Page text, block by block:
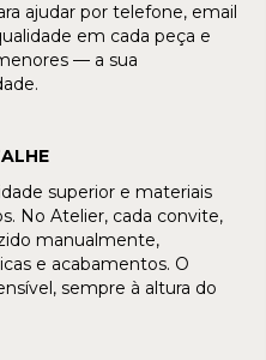
ajudar por telefone, email
em cada peça e
— a sua
superior e materiais
No Atelier, cada convite,
manualmente,
e acabamentos. O
sempre à altura do